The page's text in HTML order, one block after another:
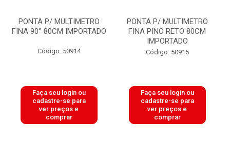
PONTA P/ MULTIMETRO
FINA 90° 80CM IMPORTADO
Código: 50914
Faça seu login ou
cadastre-se para
ver preços e
comprar
PONTA P/ MULTIMETRO
FINA PINO RETO 80CM
IMPORTADO
Código: 50915
Faça seu login ou
cadastre-se para
ver preços e
comprar